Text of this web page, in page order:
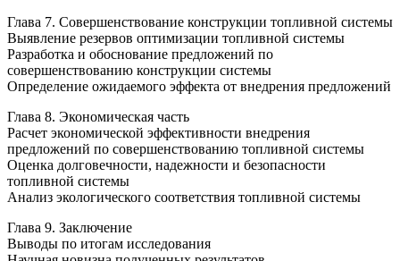
Глава 7. Совершенствование конструкции топливной системы
Выявление резервов оптимизации топливной системы
Разработка и обоснование предложений по
совершенствованию конструкции системы
Определение ожидаемого эффекта от внедрения предложений
Глава 8. Экономическая часть
Расчет экономической эффективности внедрения
предложений по совершенствованию топливной системы
Оценка долговечности, надежности и безопасности
топливной системы
Анализ экологического соответствия топливной системы
Глава 9. Заключение
Выводы по итогам исследования